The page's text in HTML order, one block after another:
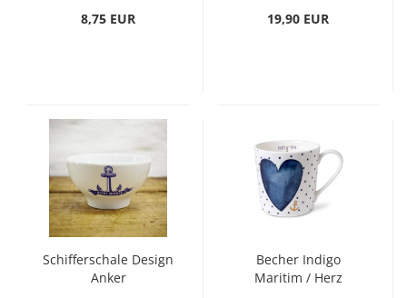
8,75 EUR 19,90 EUR
Schifferschale Design
Anker
Becher Indigo
Maritim / Herz